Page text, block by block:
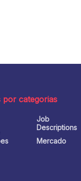
por categorias
Job
Descriptions
Mercado